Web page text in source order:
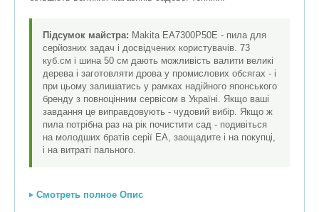
Підсумок майстра: Makita EA7300P50E - пила для
серйозних задач і досвідчених користувачів. 73
куб.см і шина 50 см дають можливість валити великі
дерева і заготовляти дрова у промислових обсягах - і
при цьому залишатись у рамках надійного японського
бренду з повноцінним сервісом в Україні. Якщо ваші
завдання це виправдовують - чудовий вибір. Якщо ж
пила потрібна раз на рік почистити сад - подивіться
на молодших братів серії EA, заощадите і на покупці,
і на витраті пального.
Смотреть полное Опис